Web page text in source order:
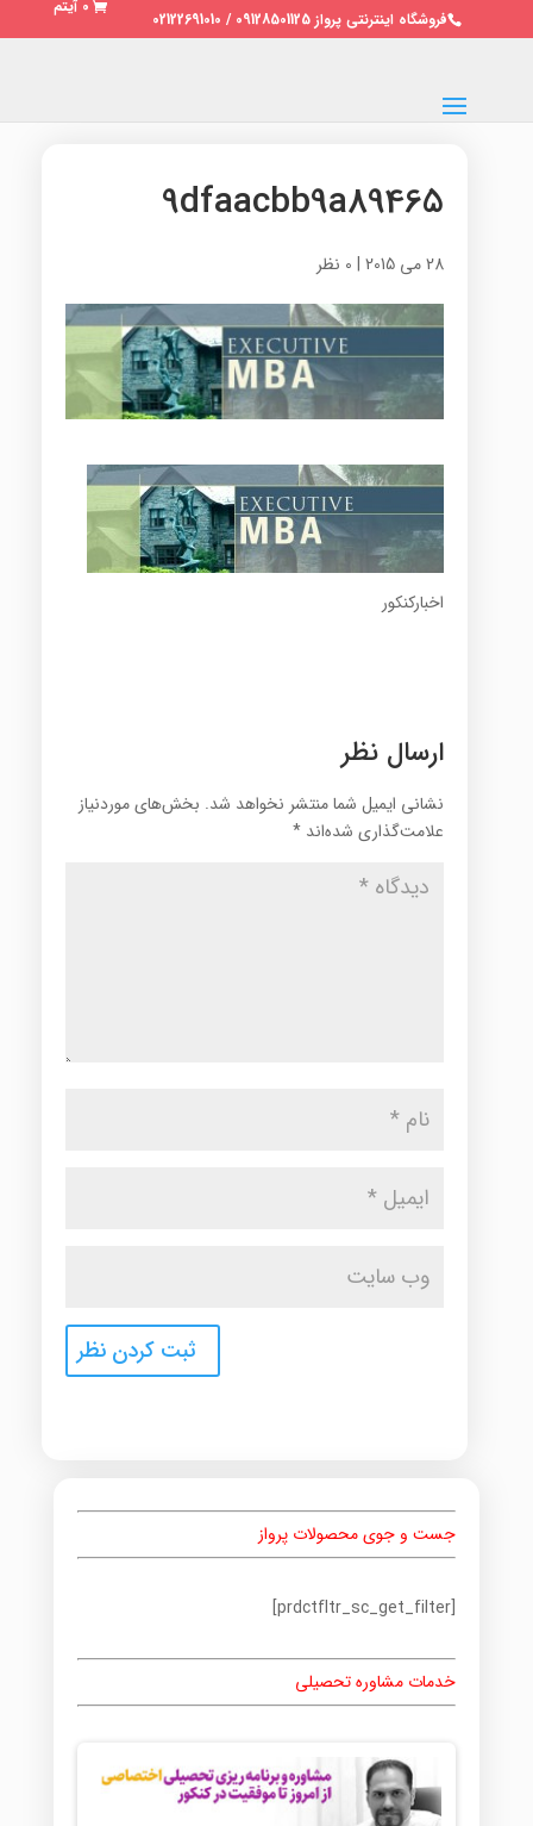
فروشگاه اینترنتی پرواز 09128501125 / 02122691010
0 آیتم
9dfaacbb9a89465
28 می 2015 | 0 نظر
اخبارکنکور
ارسال نظر
نشانی ایمیل شما منتشر نخواهد شد. بخش‌های موردنیاز
علامت‌گذاری شده‌اند *
جست و جوی محصولات پرواز
[prdctfltr_sc_get_filter]
خدمات مشاوره تحصیلی